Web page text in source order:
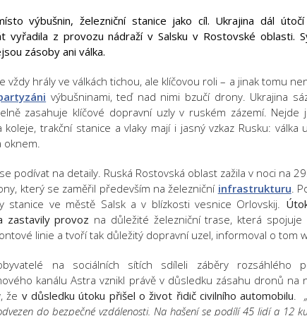
výbušnin, železniční stanice jako cíl. Ukrajina dál
vyřadila z provozu nádraží v Salsku v Rostovské oblasti.
zásoby ani válka.
vždy hrály ve válkách tichou, ale klíčovou roli – a jinak tomu
výbušninami, teď nad nimi bzučí drony. Ukrajina
zasahuje klíčové dopravní uzly v ruském zázemí.
koleje, trakční stanice a vlaky mají i jasný vzkaz Rusku: válka
oknem.
podívat na detaily. Ruská Rostovská oblast zažila v noci na
který se zaměřil především na železniční infrastrukturu.
stanice ve městě Salsk a v blízkosti vesnice Orlovskij.
zastavily provoz na důležité železniční trase, která
linie a tvoří tak důležitý dopravní uzel, informoval o tom
na sociálních sítích sdíleli záběry rozsáhlého
kanálu Astra vznikl právě v důsledku zásahu dronů na
že v důsledku útoku přišel o život řidič civilního automobilu.
do bezpečné vzdálenosti. Na hašení se podílí 45 lidí a 12